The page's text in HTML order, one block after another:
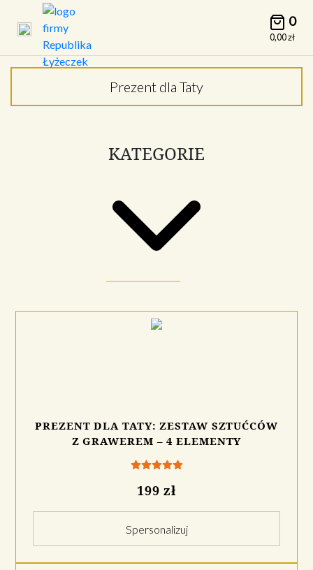
0
0,00zł
Prezent dla Taty
KATEGORIE
PREZENT DLA TATY: ZESTAW SZTUĆCÓW
Z GRAWEREM – 4 ELEMENTY
199 zł
Spersonalizuj